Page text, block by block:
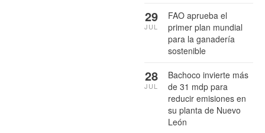
FAO aprueba el
primer plan mundial
para la ganadería
sostenible
29
JUL
Bachoco invierte más
de 31 mdp para
reducir emisiones en
su planta de Nuevo
León
28
JUL